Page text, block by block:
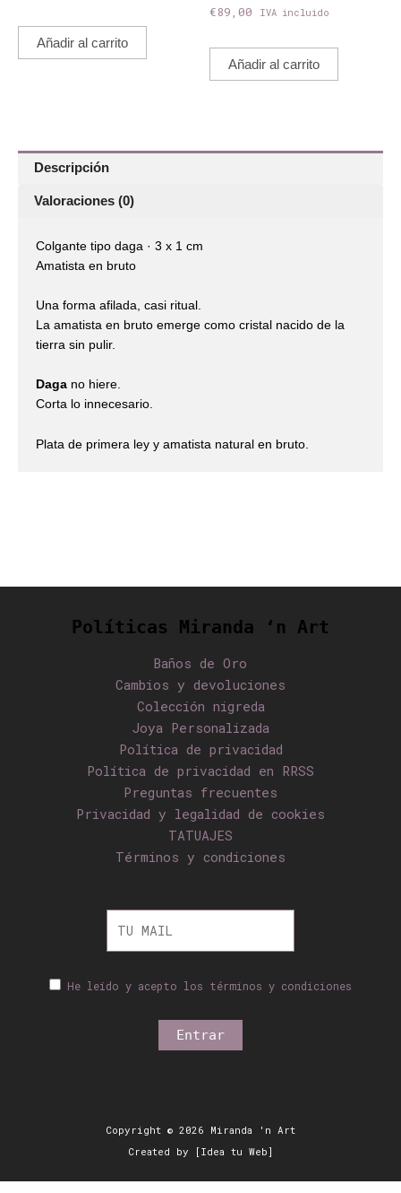
Descripción
Valoraciones (0)
Colgante tipo daga · 3 x 1 cm
Amatista en bruto
Una forma afilada, casi ritual.
La amatista en bruto emerge como cristal nacido de la
tierra sin pulir.
Daga no hiere.
Corta lo innecesario.
Plata de primera ley y amatista natural en bruto.
Añadir al carrito
€89,00 IVA incluido
Añadir al carrito
Políticas Miranda ‘n Art
Baños de Oro
Cambios y devoluciones
Colección nigreda
Joya Personalizada
Política de privacidad
Política de privacidad en RRSS
Preguntas frecuentes
Privacidad y legalidad de cookies
TATUAJES
Términos y condiciones
He leído y acepto los términos y condiciones
Copyright © 2026 Miranda 'n Art
Created by [Idea tu Web]